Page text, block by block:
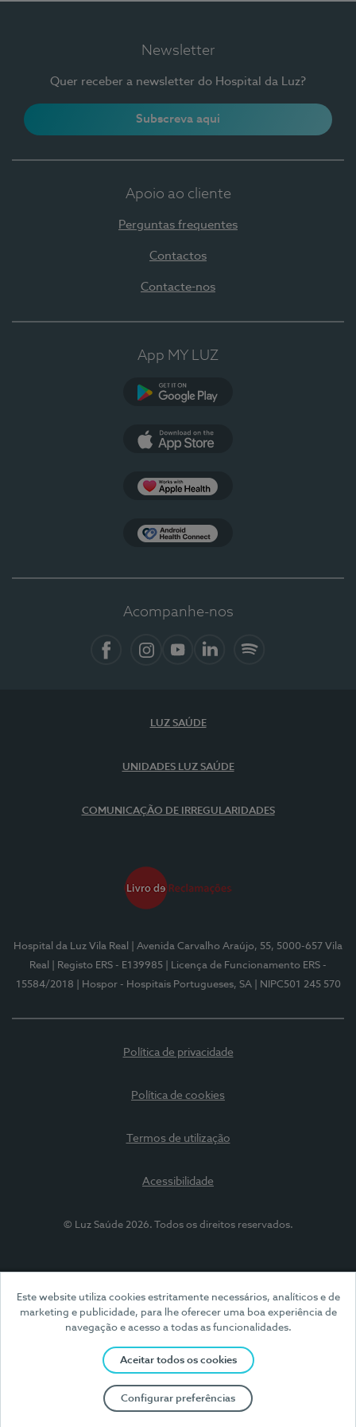
Este website utiliza cookies estritamente necessários, analíticos e de
marketing e publicidade, para lhe oferecer uma boa experiência de
navegação e acesso a todas as funcionalidades.
Aceitar todos os cookies
Configurar preferências
Newsletter
Quer receber a newsletter do Hospital da Luz?
Subscreva aqui
Apoio ao cliente
Perguntas frequentes
Contactos
Contacte-nos
App MY LUZ
Acompanhe-nos
LUZ SAÚDE
UNIDADES LUZ SAÚDE
COMUNICAÇÃO DE IRREGULARIDADES
Hospital da Luz Vila Real
| Avenida Carvalho Araújo, 55, 5000-657 Vila
Real
| Registo ERS - E139985
| Licença de Funcionamento ERS -
15584/2018
| Hospor - Hospitais Portugueses, SA | NIPC501 245 570
Política de privacidade
Política de cookies
Termos de utilização
Acessibilidade
© Luz Saúde 2026. Todos os direitos reservados.